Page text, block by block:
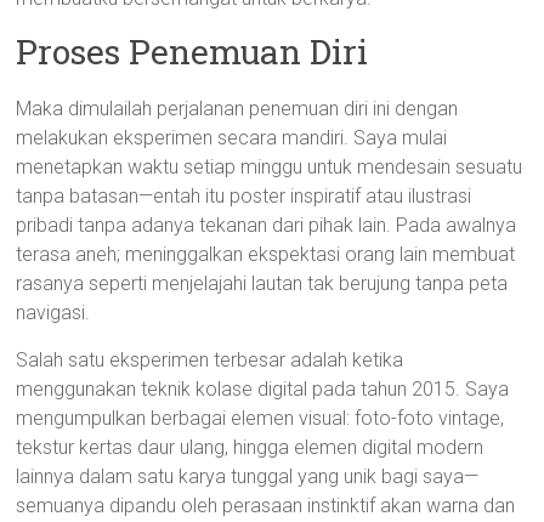
Proses Penemuan Diri
Maka dimulailah perjalanan penemuan diri ini dengan
melakukan eksperimen secara mandiri. Saya mulai
menetapkan waktu setiap minggu untuk mendesain sesuatu
tanpa batasan—entah itu poster inspiratif atau ilustrasi
pribadi tanpa adanya tekanan dari pihak lain. Pada awalnya
terasa aneh; meninggalkan ekspektasi orang lain membuat
rasanya seperti menjelajahi lautan tak berujung tanpa peta
navigasi.
Salah satu eksperimen terbesar adalah ketika
menggunakan teknik kolase digital pada tahun 2015. Saya
mengumpulkan berbagai elemen visual: foto-foto vintage,
tekstur kertas daur ulang, hingga elemen digital modern
lainnya dalam satu karya tunggal yang unik bagi saya—
semuanya dipandu oleh perasaan instinktif akan warna dan